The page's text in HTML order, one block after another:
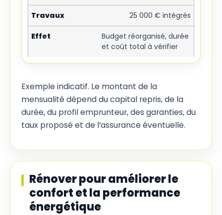
25 000 € intégrés
Budget réorganisé, durée
et coût total à vérifier
Exemple indicatif. Le montant de la
mensualité dépend du capital repris, de la
durée, du profil emprunteur, des garanties, du
taux proposé et de l’assurance éventuelle.
Rénover pour améliorer le
confort et la performance
énergétique